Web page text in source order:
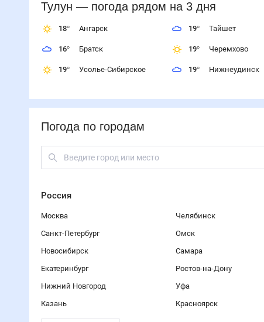
Тулун— погода рядомна 3 дня
18° Ангарск
16° Братск
19° Усолье-Сибирское
19° Тайшет
19° Черемхово
19° Нижнеудинск
Погода по городам
Россия
Москва
Санкт-Петербург
Новосибирск
Екатеринбург
Нижний Новгород
Казань
Челябинск
Омск
Самара
Ростов-на-Дону
Уфа
Красноярск